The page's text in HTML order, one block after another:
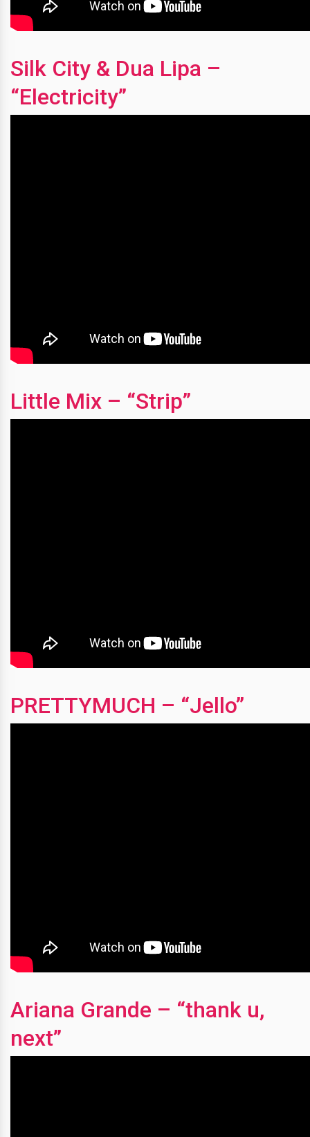
Silk City & Dua Lipa –
“Electricity”
Little Mix – “Strip”
PRETTYMUCH – “Jello”
Ariana Grande – “thank u,
next”